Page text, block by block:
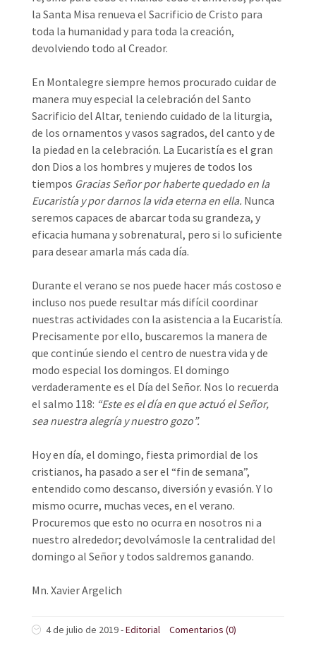
la Santa Misa renueva el Sacrificio de Cristo para
toda la humanidad y para toda la creación,
devolviendo todo al Creador.
En Montalegre siempre hemos procurado cuidar de
manera muy especial la celebración del Santo
Sacrificio del Altar, teniendo cuidado de la liturgia,
de los ornamentos y vasos sagrados, del canto y de
la piedad en la celebración. La Eucaristía es el gran
don Dios a los hombres y mujeres de todos los
tiempos Gracias Señor por haberte quedado en la
Eucaristía y por darnos la vida eterna en ella. Nunca
seremos capaces de abarcar toda su grandeza, y
eficacia humana y sobrenatural, pero si lo suficiente
para desear amarla más cada día.
Durante el verano se nos puede hacer más costoso e
incluso nos puede resultar más difícil coordinar
nuestras actividades con la asistencia a la Eucaristía.
Precisamente por ello, buscaremos la manera de
que continúe siendo el centro de nuestra vida y de
modo especial los domingos. El domingo
verdaderamente es el Día del Señor. Nos lo recuerda
el salmo 118: “Este es el día en que actuó el Señor,
sea nuestra alegría y nuestro gozo”.
Hoy en día, el domingo, fiesta primordial de los
cristianos, ha pasado a ser el “fin de semana”,
entendido como descanso, diversión y evasión. Y lo
mismo ocurre, muchas veces, en el verano.
Procuremos que esto no ocurra en nosotros ni a
nuestro alrededor; devolvámosle la centralidad del
domingo al Señor y todos saldremos ganando.
Mn. Xavier Argelich
4 de julio de 2019-Editorial Comentarios (0)